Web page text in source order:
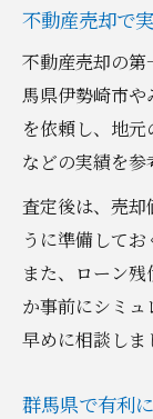
不動産売却で
不動産売却の
馬県伊勢崎市
を依頼し、地元
などの実績を参
査定後は、売
うに準備してお
また、ローン
か事前にシミ
早めに相談しま
群馬県で有利